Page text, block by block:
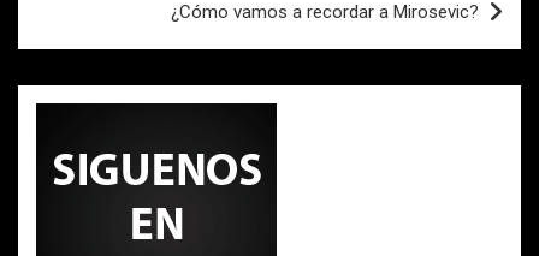
¿Cómo vamos a recordar a Mirosevic?